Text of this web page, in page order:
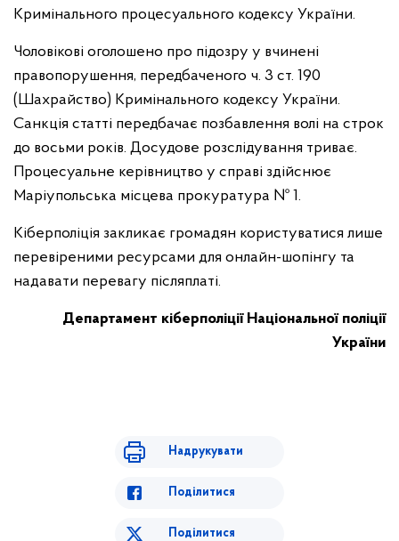
Кримінального процесуального кодексу України.
Чоловікові оголошено про підозру у вчинені
правопорушення, передбаченого ч. 3 ст. 190
(Шахрайство) Кримінального кодексу України.
Санкція статті передбачає позбавлення волі на строк
до восьми років. Досудове розслідування триває.
Процесуальне керівництво у справі здійснює
Маріупольська місцева прокуратура № 1.
Кіберполіція закликає громадян користуватися лише
перевіреними ресурсами для онлайн-шопінгу та
надавати перевагу післяплаті.
Департамент кіберполіції Національної поліції
України
Надрукувати
Поділитися
Поділитися